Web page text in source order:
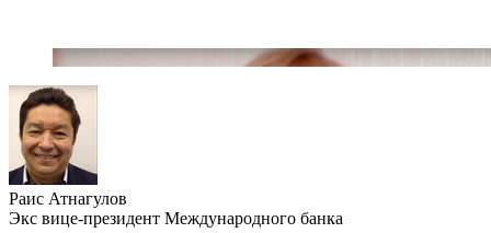
Раис Атнагулов
Экс вице-президент Международного банка